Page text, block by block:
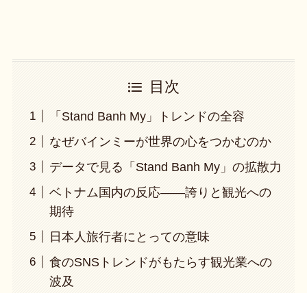
目次
「Stand Banh My」トレンドの全容
なぜバインミーが世界の心をつかむのか
データで見る「Stand Banh My」の拡散力
ベトナム国内の反応――誇りと観光への
期待
日本人旅行者にとっての意味
食のSNSトレンドがもたらす観光業への
波及